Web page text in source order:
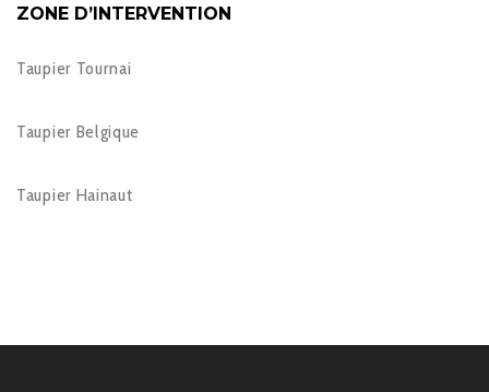
ZONE D’INTERVENTION
Taupier Tournai
Taupier Belgique
Taupier Hainaut